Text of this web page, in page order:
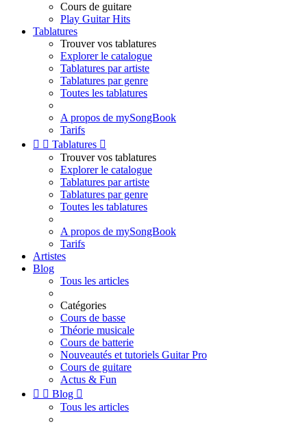
Cours de guitare
Play Guitar Hits
Tablatures
Trouver vos tablatures
Explorer le catalogue
Tablatures par artiste
Tablatures par genre
Toutes les tablatures
A propos de mySongBook
Tarifs
  Tablatures 
Trouver vos tablatures
Explorer le catalogue
Tablatures par artiste
Tablatures par genre
Toutes les tablatures
A propos de mySongBook
Tarifs
Artistes
Blog
Tous les articles
Catégories
Cours de basse
Théorie musicale
Cours de batterie
Nouveautés et tutoriels Guitar Pro
Cours de guitare
Actus & Fun
  Blog 
Tous les articles